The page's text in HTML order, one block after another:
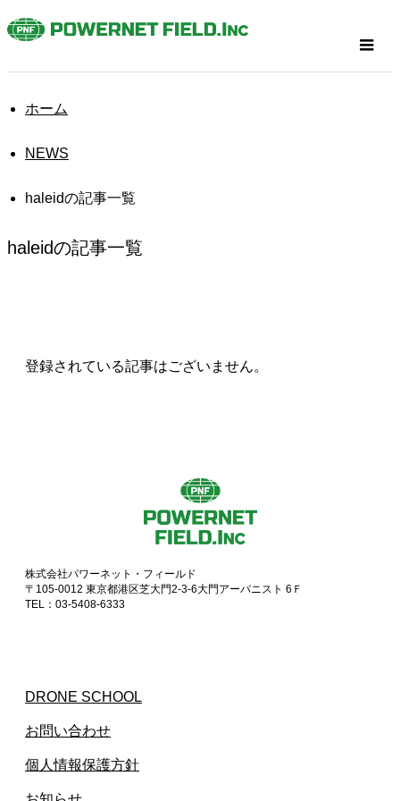
ホーム
NEWS
haleidの記事一覧
haleidの記事一覧
登録されている記事はございません。
株式会社パワーネット・フィールド
〒105-0012 東京都港区芝大門2-3-6大門アーバニスト 6Ｆ
TEL：03-5408-6333
DRONE SCHOOL
お問い合わせ
個人情報保護方針